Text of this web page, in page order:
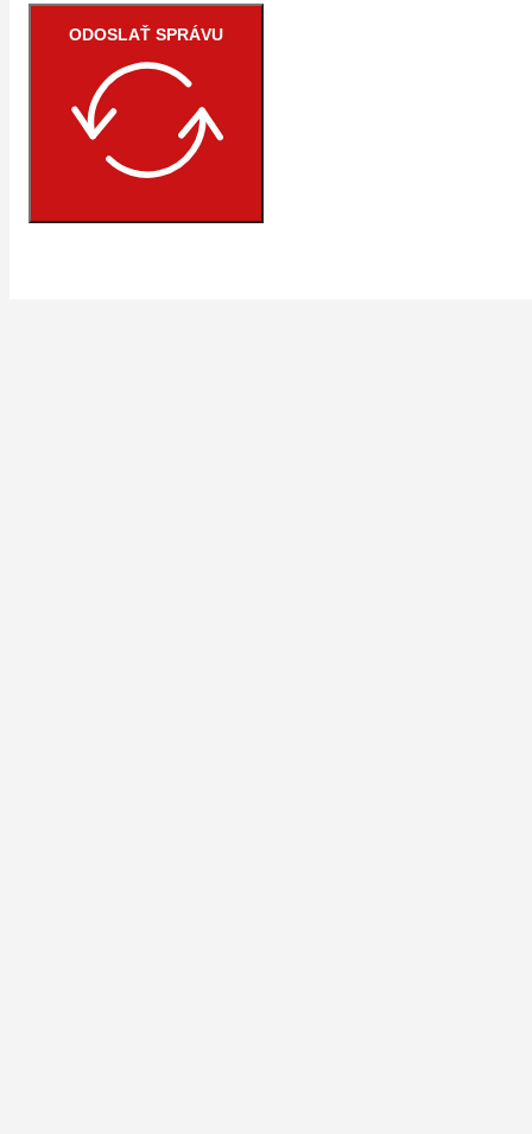
ODOSLAŤ SPRÁVU